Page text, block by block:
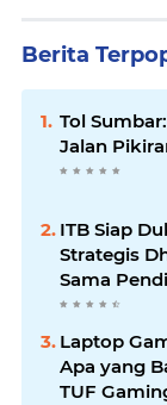
Berita
Tol
Jalan
ITB Siap
Strategis
Sama
Difinalkan
Laptop
Apa yang
TUF